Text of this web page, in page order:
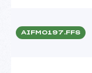
AIFM0197.FFS